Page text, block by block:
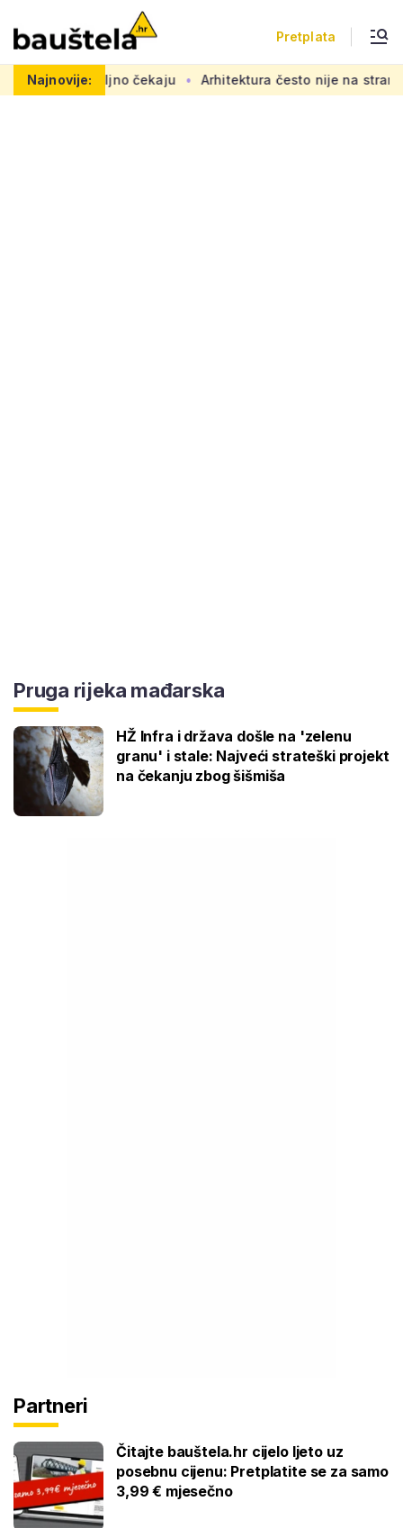
Pretplata
Najnovije:
se željno čekaju Arhitektura često nije na strani
Pruga rijeka mađarska
HŽ Infra i država došle na 'zelenu
granu' i stale: Najveći strateški projekt
na čekanju zbog šišmiša
Partneri
Čitajte bauštela.hr cijelo ljeto uz
posebnu cijenu: Pretplatite se za samo
3,99 € mjesečno